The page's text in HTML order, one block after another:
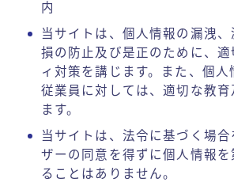
内
当サイトは、個人情報の漏洩
損の防止及び是正のために、
ィ対策を講じます。また、個人
従業員に対しては、適切な教
ます。
当サイトは、法令に基づく場
ザーの同意を得ずに個人情報
ることはありません。